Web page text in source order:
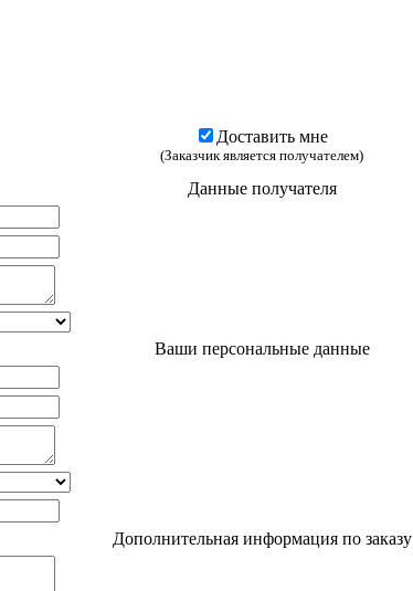
Доставить мне
(Заказчик является получателем)
Данные получателя
Ваши персональные данные
Дополнительная информация по заказу